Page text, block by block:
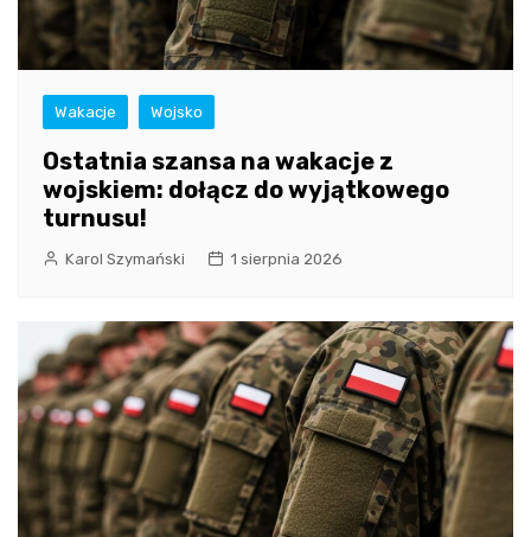
Wakacje Wojsko
Ostatnia szansa na wakacje z
wojskiem: dołącz do wyjątkowego
turnusu!
Karol Szymański 1 sierpnia 2026